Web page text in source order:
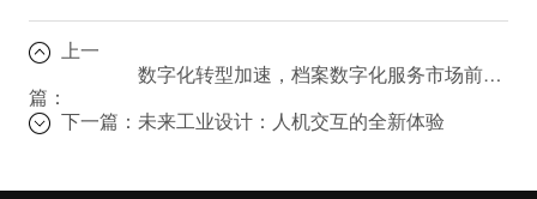
上一
篇：
数字化转型加速，档案数字化服务市场前景广阔
下一篇： 未来工业设计：人机交互的全新体验